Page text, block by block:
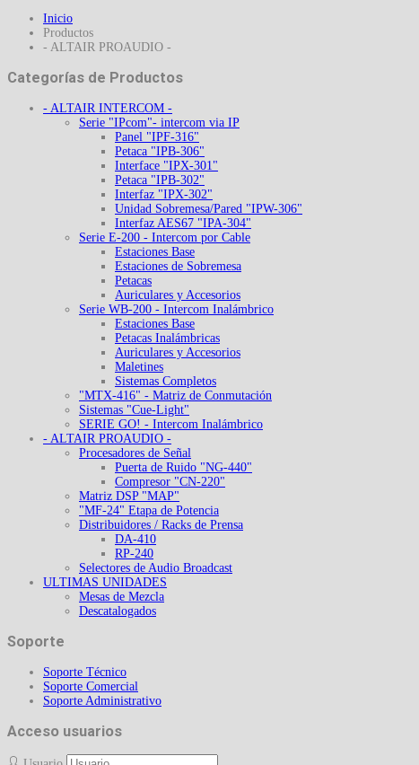
Inicio
Productos
- ALTAIR PROAUDIO -
Categorías de Productos
- ALTAIR INTERCOM -
Serie "IPcom"- intercom via IP
Panel "IPF-316"
Petaca "IPB-306"
Interface "IPX-301"
Petaca "IPB-302"
Interfaz "IPX-302"
Unidad Sobremesa/Pared "IPW-306"
Interfaz AES67 "IPA-304"
Serie E-200 - Intercom por Cable
Estaciones Base
Estaciones de Sobremesa
Petacas
Auriculares y Accesorios
Serie WB-200 - Intercom Inalámbrico
Estaciones Base
Petacas Inalámbricas
Auriculares y Accesorios
Maletines
Sistemas Completos
"MTX-416" - Matriz de Conmutación
Sistemas "Cue-Light"
SERIE GO! - Intercom Inalámbrico
- ALTAIR PROAUDIO -
Procesadores de Señal
Puerta de Ruido "NG-440"
Compresor "CN-220"
Matriz DSP "MAP"
"MF-24" Etapa de Potencia
Distribuidores / Racks de Prensa
DA-410
RP-240
Selectores de Audio Broadcast
ULTIMAS UNIDADES
Mesas de Mezcla
Descatalogados
Soporte
Soporte Técnico
Soporte Comercial
Soporte Administrativo
Acceso usuarios